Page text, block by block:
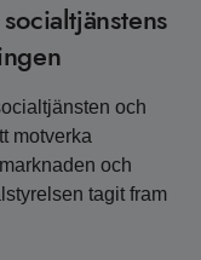
och
motverka
och
tagit fram